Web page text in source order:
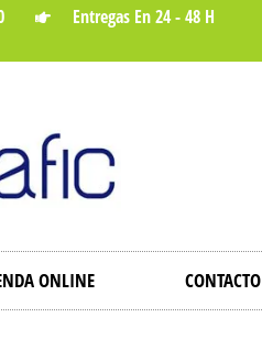
Entregas En 24 - 48 H
ONLINE CONTACTO